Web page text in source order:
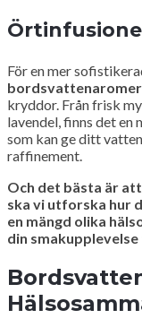
För en mer
bordsvattenaromer
kryddor. Från frisk
lavendel, finns det
som kan ge ditt
raffinement.
Och det bästa är
ska vi utforska hur
en mängd olika
din